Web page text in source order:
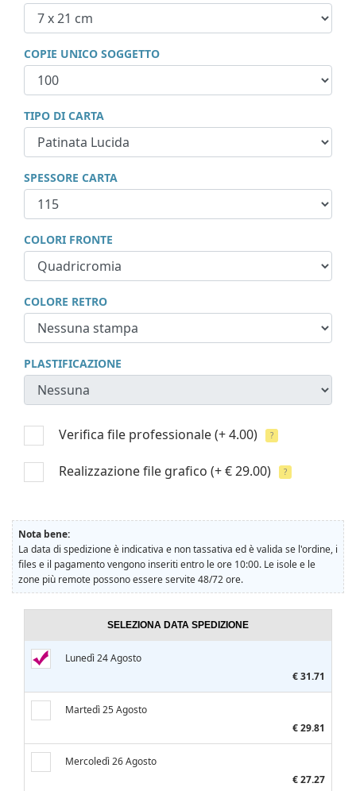
COPIE UNICO SOGGETTO
TIPO DI CARTA
SPESSORE CARTA
COLORI FRONTE
COLORE RETRO
PLASTIFICAZIONE
Verifica file professionale(+ 4.00) ?
Realizzazione file grafico (+ € 29.00) ?
Nota bene:
La data di spedizione è indicativa e non tassativa ed è valida se l'ordine, i
files e il pagamento vengono inseriti entro le ore 10:00. Le isole e le
zone più remote possono essere servite 48/72 ore.
SELEZIONA DATA SPEDIZIONE
Lunedì 24 Agosto
€ 31.71
Martedì 25 Agosto
€ 29.81
Mercoledì 26 Agosto
€ 27.27